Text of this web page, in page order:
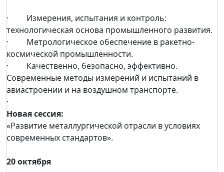
· Измерения, испытания и контроль:
технологическая основа промышленного развития.
· Метрологическое обеспечение в ракетно-
космической промышленности.
· Качественно, безопасно, эффективно.
Современные методы измерений и испытаний в
авиастроении и на воздушном транспорте.
·
Новая сессия:
«Развитие металлургической отрасли в условиях
современных стандартов».
20 октября